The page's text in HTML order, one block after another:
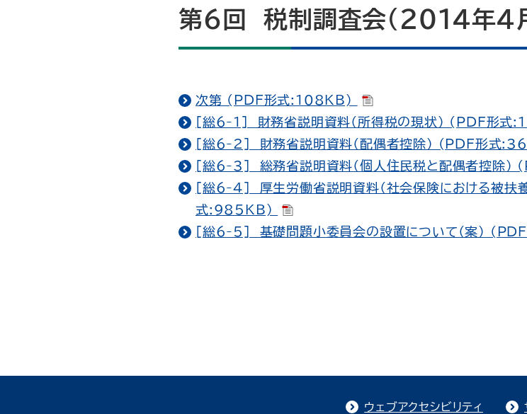
第6回 税制調査会（2014年4
次第 (PDF形式:108KB)
[総6-1] 財務省説明資料（所得税の現状） (PDF形式
[総6-2] 財務省説明資料（配偶者控除） (PDF形式
[総6-3] 総務省説明資料（個人住民税と配偶者控除
[総6-4] 厚生労働省説明資料（社会保険における被扶
式:985KB)
[総6-5] 基礎問題小委員会の設置について（案）
ウェブアクセシビリティ